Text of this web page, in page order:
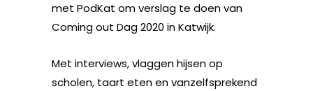
met PodKat om verslag te doen van
Coming out Dag 2020 in Katwijk.
Met interviews, vlaggen hijsen op
scholen, taart eten en vanzelfsprekend